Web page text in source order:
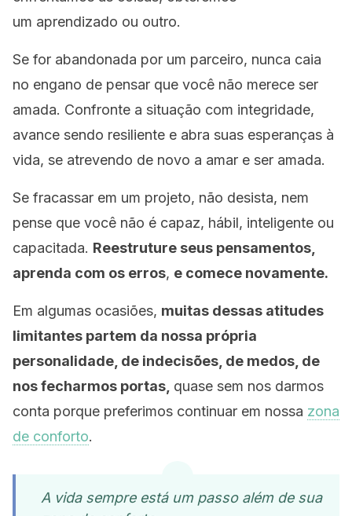
um aprendizado ou outro.
Se for abandonada por um parceiro, nunca caia
no engano de pensar que você não merece ser
amada. Confronte a situação com integridade,
avance sendo resiliente e abra suas esperanças à
vida, se atrevendo de novo a amar e ser amada.
Se fracassar em um projeto, não desista, nem
pense que você não é capaz, hábil, inteligente ou
capacitada. Reestruture seus pensamentos,
aprenda com os erros, e comece novamente.
Em algumas ocasiões, muitas dessas atitudes
limitantes partem da nossa própria
personalidade, de indecisões, de medos, de
nos fecharmos portas, quase sem nos darmos
conta porque preferimos continuar em nossa zona
de conforto.
A vida sempre está um passo além de sua